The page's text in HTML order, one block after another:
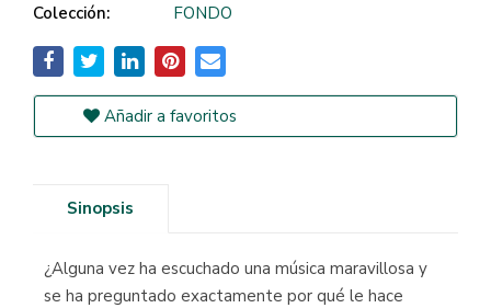
Colección:
FONDO
Añadir a favoritos
Sinopsis
¿Alguna vez ha escuchado una música maravillosa y
se ha preguntado exactamente por qué le hace